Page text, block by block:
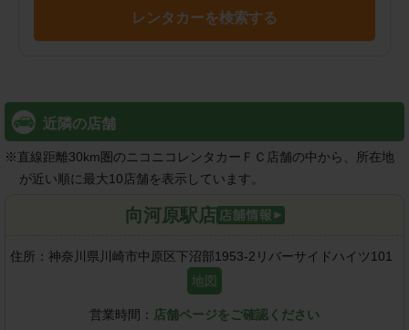
レンタカーを検索する
近隣の店舗
※直線距離30km圏のニコニコレンタカーＦＣ店舗の中から、所在地
が近い順に最大10店舗を表示しています。
向河原駅店
住所： 神奈川県川崎市中原区下沼部1953-2リバーサイドハイツ101
地図
営業時間： 店舗ページをご確認ください